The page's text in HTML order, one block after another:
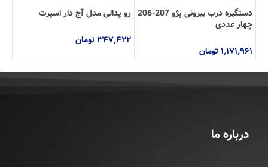
دستگیره درب بیرونی پژو 207-206
چهار عددی
۱,۱۷۱,۹۶۱ تومان
رو پدالی مدل آج دار اسپرت
۳۴۷,۴۲۲ تومان
درباره ما